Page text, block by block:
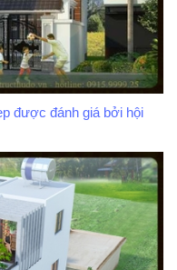
được đánh giá bởi hội